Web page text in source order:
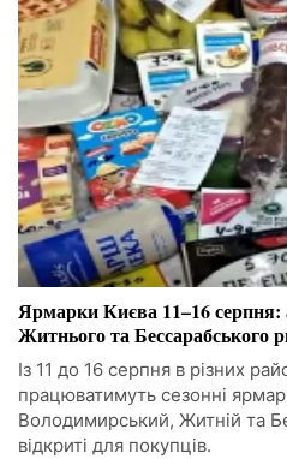
Ярмарки Києва 11–16 серпня:
Житнього та Бессарабського
Із 11 до 16 серпня в різних
працюватимуть сезонні
Володимирський, Житній та
відкриті для покупців.